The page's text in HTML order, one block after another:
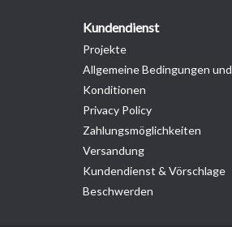
Kundendienst
Projekte
Allgemeine Bedingungen und
Konditionen
Privacy Policy
Zahlungsmöglichkeiten
Versandung
Kundendienst & Vörschlage
Beschwerden